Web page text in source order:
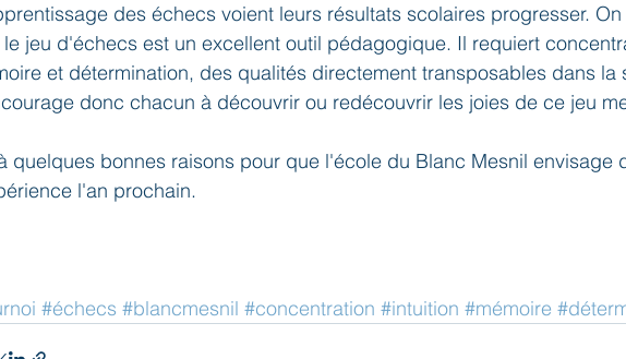
des échecs voient leurs résultats scolaires progresser.
le jeu d'échecs est un excellent outil pédagogique. Il requiert
et détermination, des qualités directement transposables dans la
donc chacun à découvrir ou redécouvrir les joies de ce jeu
quelques bonnes raisons pour que l'école du Blanc Mesnil envisage
l'an prochain.
#échecs #blancmesnil #concentration #intuition #mémoire